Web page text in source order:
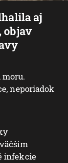
aj
objav
neporiadok
infekcie